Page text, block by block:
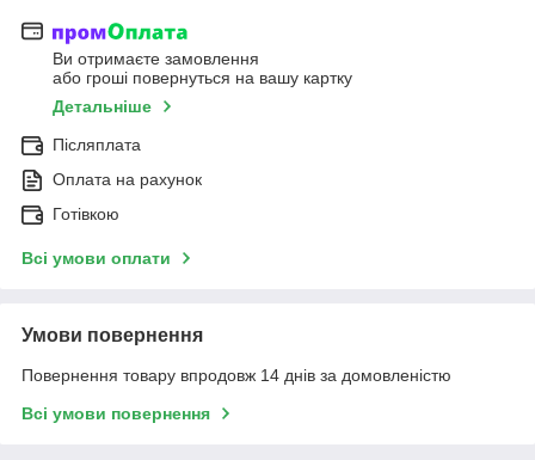
Ви отримаєте замовлення
або гроші повернуться на вашу картку
Детальніше
Післяплата
Оплата на рахунок
Готівкою
Всі умови оплати
Умови повернення
Повернення товару впродовж 14 днів за домовленістю
Всі умови повернення